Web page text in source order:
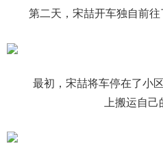
第二天，宋喆开车独自前往
最初，宋喆将车停在了小
上搬运自己